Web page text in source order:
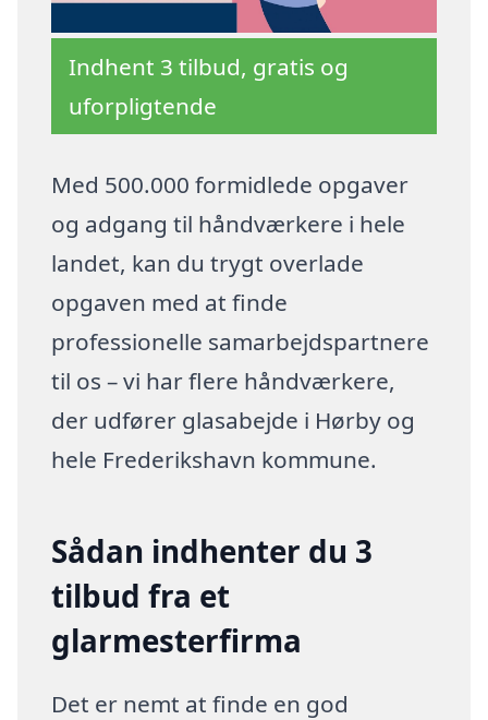
Indhent 3 tilbud, gratis og
uforpligtende
Med 500.000 formidlede opgaver
og adgang til håndværkere i hele
landet, kan du trygt overlade
opgaven med at finde
professionelle samarbejdspartnere
til os – vi har flere håndværkere,
der udfører glasabejde i Hørby og
hele Frederikshavn kommune.
Sådan indhenter du 3
tilbud fra et
glarmesterfirma
Det er nemt at finde en god